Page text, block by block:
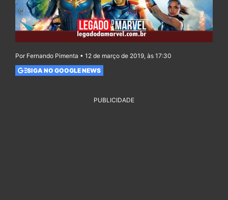
Por Fernando Pimenta • 12 de março de 2019, às 17:30
SIGA NO GOOGLE NEWS
PUBLICIDADE